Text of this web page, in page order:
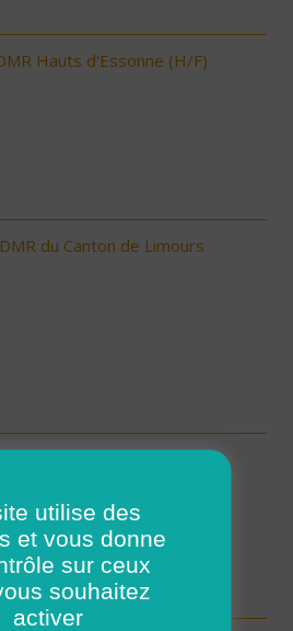
Hauts d'Essonne (H/F)
du Canton de Limours
Hurepoix (H/F)
utilise des
et vous donne
sur ceux
souhaitez
activer